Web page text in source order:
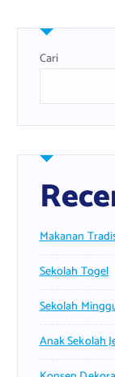
Cari
Makanan
Sekolah Togel
Sekolah
Anak Sekolah